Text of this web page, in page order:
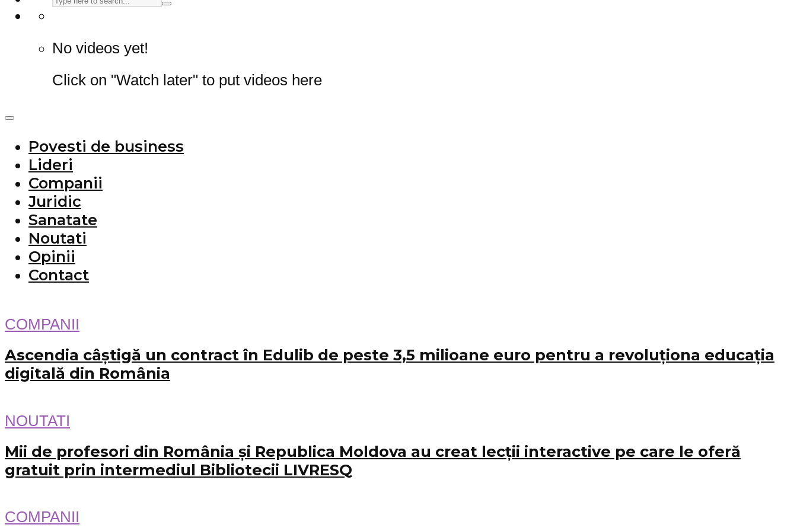
No videos yet!
Click on "Watch later" to put videos here
Povesti de business
Lideri
Companii
Juridic
Sanatate
Noutati
Opinii
Contact
COMPANII
Ascendia câștigă un contract în Edulib de peste 3,5 milioane euro pentru a revoluționa educația
digitală din România
NOUTATI
Mii de profesori din România și Republica Moldova au creat lecții interactive pe care le oferă
gratuit prin intermediul Bibliotecii LIVRESQ
COMPANII